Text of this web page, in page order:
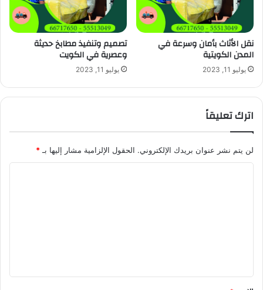
نقل الأثاث بأمان وسرعة في
المدن الكويتية
يوليو 11, 2023
تصميم وتنفيذ مطابخ حديثة
وعصرية في الكويت
يوليو 11, 2023
اترك تعليقاً
لن يتم نشر عنوان بريدك الإلكتروني. الحقول الإلزامية مشار إليها بـ*
ق